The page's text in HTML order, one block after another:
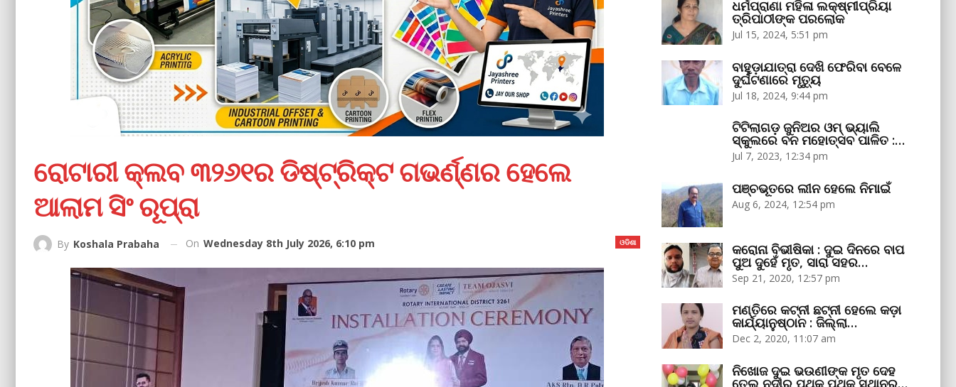
ରୋଟାରୀ କ୍ଲବ ୩୨୬୧ର ଡିଷ୍ଟ୍ରିକ୍ଟ ଗଭର୍ଣ୍ଣର ହେଲେ
ଆଲାମ ସିଂ ରୂପ୍ରା
ଓଡିଶା
By Koshala Prabaha On Wednesday 8th July 2026, 6:10 pm
ଧର୍ମପ୍ରାଣା ମହିଳା ଲକ୍ଷ୍ମୀପ୍ରିୟା
ତ୍ରିପାଠୀଙ୍କ ପରଲୋକ
Jul 15, 2024, 5:51 pm
ବାହୁଡ଼ାଯାତ୍ରା ଦେଖି ଫେରିବା ବେଳେ
ଦୁର୍ଘଟଣାରେ ମୃତ୍ୟୁ
Jul 18, 2024, 9:44 pm
ଟିଟିଲାଗଡ଼ ଜୁନିଅର ଓମ୍‌ ଭ୍ୟାଲି
ସ୍କୁଲରେ ବନ ମହୋତ୍ସବ ପାଳିତ :…
Jul 7, 2023, 12:34 pm
ପଞ୍ଚଭୂତରେ ଲୀନ ହେଲେ ନିମାଇଁ
Aug 6, 2024, 12:54 pm
କରୋନା ବିଭୀଷିକା : ଦୁଇ ଦିନରେ ବାପ
ପୁଅ ଦୁହେଁ ମୃତ, ସାରା ସହର…
Sep 21, 2020, 12:57 pm
ମଣ୍ତିରେ କଟ୍‌ନୀ ଛଟ୍‌ନୀ ହେଲେ କଡ଼ା
କାର୍ଯ୍ୟାନୁଷ୍ଠାନ : ଜିଲ୍ଲା…
Dec 2, 2020, 11:07 am
ନିଖୋଜ ଦୁଇ ଭଉଣୀଙ୍କ ମୃତ ଦେହ
ତେଲ ନଦୀର ପୃଥକ୍‌ ପୃଥକ୍‌ ସ୍ଥାନରୁ…